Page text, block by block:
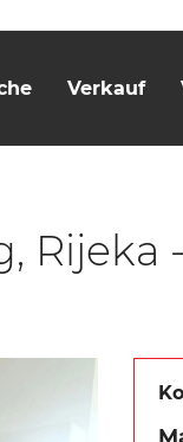
Verkauf
Rijeka